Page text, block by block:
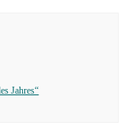
Jahres“